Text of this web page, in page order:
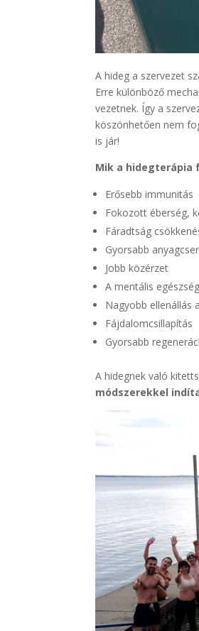
A hideg a szervezet
Erre különböző
vezetnek. Így a
köszönhetően nem
is jár!
Mik a hidegterápia
Erősebb immunitás
Fokozott éberség,
Fáradtság
Gyorsabb
Jobb közérzet
A mentális
Nagyobb ellenállás
Fájdalomcsillapítás
Gyorsabb
A hidegnek való
módszerekkel